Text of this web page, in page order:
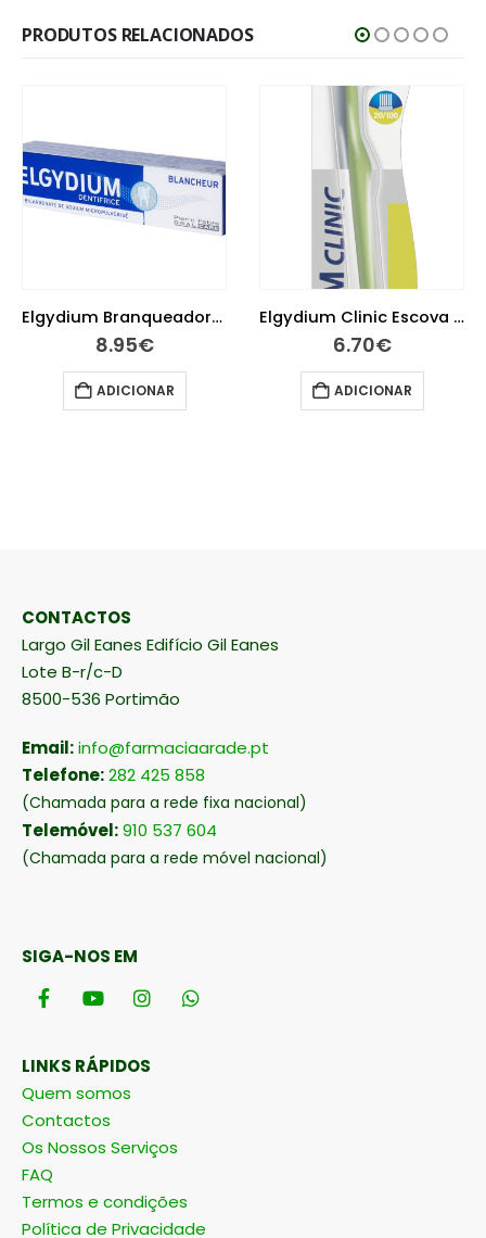
PRODUTOS RELACIONADOS
Elgydium Branqueadora Pasta Dentes 75 ml Elgydium Clinic Escova de Dentes Suave 20/100
CONTACTOS
Largo Gil Eanes Edifício Gil Eanes
Lote B-r/c-D
8500-536 Portimão
Email:info@farmaciaarade.pt
Telefone:282 425 858
(Chamada para a rede fixa nacional)
Telemóvel:910 537 604
(Chamada para a rede móvel nacional)
SIGA-NOS EM
LINKS RÁPIDOS
Quem somos
Contactos
Os Nossos Serviços
FAQ
Termos e condições
Política de Privacidade